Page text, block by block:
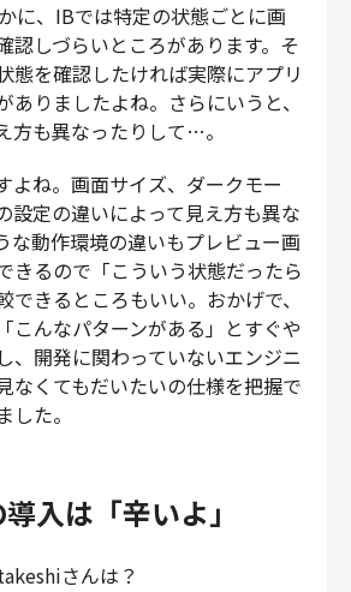
に、IBでは特定の状態ごとに画
認しづらいところがあります。そ
態を確認したければ実際にアプリ
ありましたよね。さらにいうと、
方も異なったりして…。
よね。画面サイズ、ダークモー
設定の違いによって見え方も異な
な動作環境の違いもプレビュー画
きるので「こういう状態だったら
できるところもいい。おかげで、
こんなパターンがある」とすぐや
、開発に関わっていないエンジニ
なくてもだいたいの仕様を把握で
した。
入は「辛いよ」
さんは？